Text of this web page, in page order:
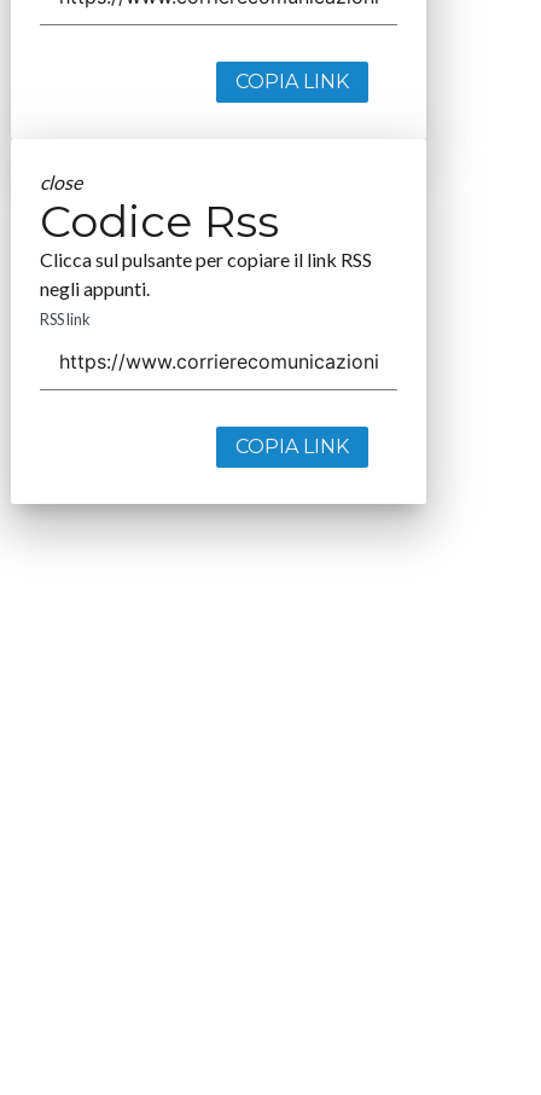
COPIA LINK
close
Codice Rss
Clicca sul pulsante per copiare il link RSS
negli appunti.
RSS link
COPIA LINK